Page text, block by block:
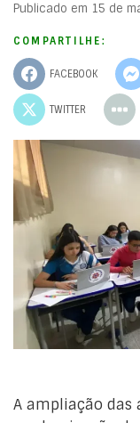
Publicado em 15 de
COMPARTILHE:
FACEBOOK
TWITTER
A ampliação das